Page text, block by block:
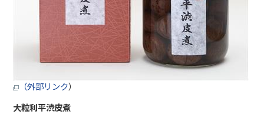
（外部リンク）
大粒利平渋皮煮